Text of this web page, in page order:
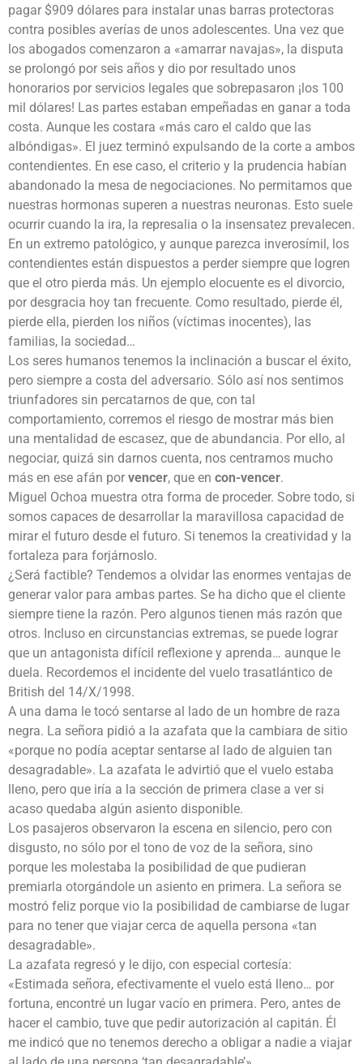
pagar $909 dólares para instalar unas barras protectoras
contra posibles averías de unos adolescentes. Una vez que
los abogados comenzaron a «amarrar navajas», la disputa
se prolongó por seis años y dio por resultado unos
honorarios por servicios legales que sobrepasaron ¡los 100
mil dólares! Las partes estaban empeñadas en ganar a toda
costa. Aunque les costara «más caro el caldo que las
albóndigas». El juez terminó expulsando de la corte a ambos
contendientes. En ese caso, el criterio y la prudencia habían
abandonado la mesa de negociaciones. No permitamos que
nuestras hormonas superen a nuestras neuronas. Esto suele
ocurrir cuando la ira, la represalia o la insensatez prevalecen.
En un extremo patológico, y aunque parezca inverosímil, los
contendientes están dispuestos a perder siempre que logren
que el otro pierda más. Un ejemplo elocuente es el divorcio,
por desgracia hoy tan frecuente. Como resultado, pierde él,
pierde ella, pierden los niños (víctimas inocentes), las
familias, la sociedad…
Los seres humanos tenemos la inclinación a buscar el éxito,
pero siempre a costa del adversario. Sólo así nos sentimos
triunfadores sin percatarnos de que, con tal
comportamiento, corremos el riesgo de mostrar más bien
una mentalidad de escasez, que de abundancia. Por ello, al
negociar, quizá sin darnos cuenta, nos centramos mucho
más en ese afán por vencer, que en con-vencer.
Miguel Ochoa muestra otra forma de proceder. Sobre todo, si
somos capaces de desarrollar la maravillosa capacidad de
mirar el futuro desde el futuro. Si tenemos la creatividad y la
fortaleza para forjárnoslo.
¿Será factible? Tendemos a olvidar las enormes ventajas de
generar valor para ambas partes. Se ha dicho que el cliente
siempre tiene la razón. Pero algunos tienen más razón que
otros. Incluso en circunstancias extremas, se puede lograr
que un antagonista difícil reflexione y aprenda… aunque le
duela. Recordemos el incidente del vuelo trasatlántico de
British del 14/X/1998.
A una dama le tocó sentarse al lado de un hombre de raza
negra. La señora pidió a la azafata que la cambiara de sitio
«porque no podía aceptar sentarse al lado de alguien tan
desagradable». La azafata le advirtió que el vuelo estaba
lleno, pero que iría a la sección de primera clase a ver si
acaso quedaba algún asiento disponible.
Los pasajeros observaron la escena en silencio, pero con
disgusto, no sólo por el tono de voz de la señora, sino
porque les molestaba la posibilidad de que pudieran
premiarla otorgándole un asiento en primera. La señora se
mostró feliz porque vio la posibilidad de cambiarse de lugar
para no tener que viajar cerca de aquella persona «tan
desagradable».
La azafata regresó y le dijo, con especial cortesía:
«Estimada señora, efectivamente el vuelo está lleno… por
fortuna, encontré un lugar vacío en primera. Pero, antes de
hacer el cambio, tuve que pedir autorización al capitán. Él
me indicó que no tenemos derecho a obligar a nadie a viajar